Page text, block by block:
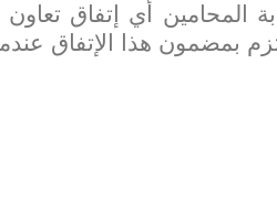
المحامين أي إتفاق
بمضمون هذا الإتفاق